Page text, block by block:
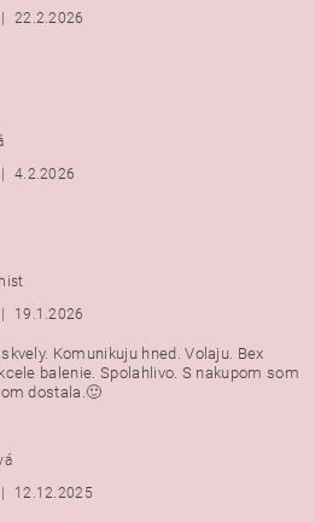
| 22.2.2026
|
4.2.2026
|
19.1.2026
Komunikuju hned. Volaju. Bex
balenie. Spolahlivo. S nakupom som
dostala.🙂
|
12.12.2025